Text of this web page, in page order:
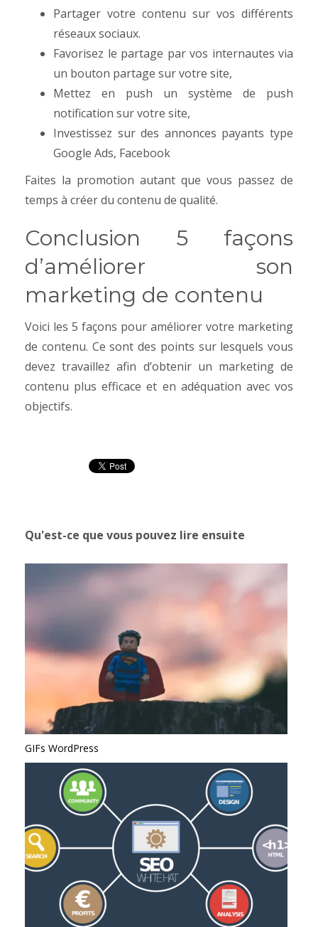
Partager votre contenu sur vos différents
réseaux sociaux.
Favorisez le partage par vos internautes via
un bouton partage sur votre site,
Mettez en push un système de push
notification sur votre site,
Investissez sur des annonces payants type
Google Ads, Facebook
Faites la promotion autant que vous passez de
temps à créer du contenu de qualité.
Conclusion 5 façons
d’améliorer son
marketing de contenu
Voici les 5 façons pour améliorer votre marketing
de contenu. Ce sont des points sur lesquels vous
devez travaillez afin d’obtenir un marketing de
contenu plus efficace et en adéquation avec vos
objectifs.
Qu'est-ce que vous pouvez lire ensuite
GIFs WordPress